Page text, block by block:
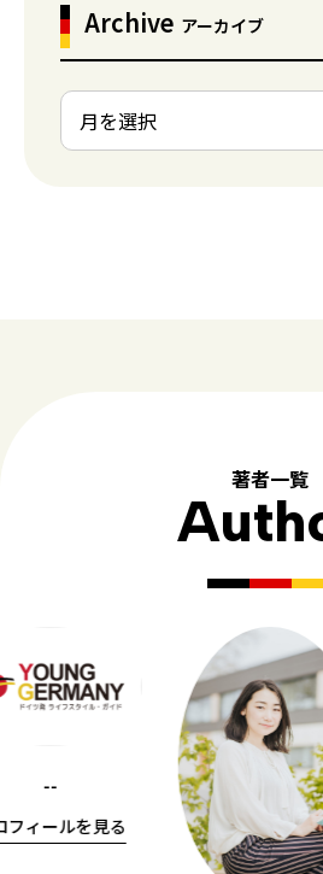
Archive アーカイブ
著者一覧
--
フィールを見る